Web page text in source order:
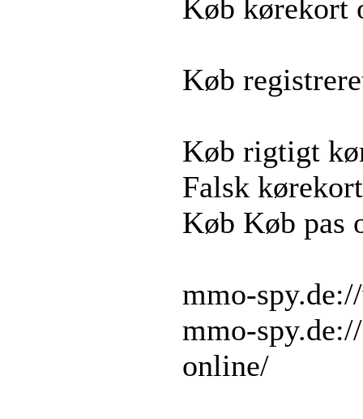
Køb kørekort
Køb
Køb rigtigt
Falsk
Køb Køb pas
mmo-
mmo-
online/